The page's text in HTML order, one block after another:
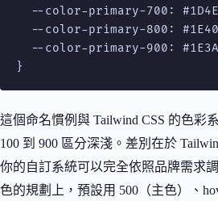
--color-primary-700:
--color-primary-800:
--color-primary-900:
}
這個命名慣例與 Tailwind CSS 的色彩
100 到 900 區分深淺。差別在於
你的自訂系統可以完全依照品牌需求
色的規劃上，預設用 500（主色）、